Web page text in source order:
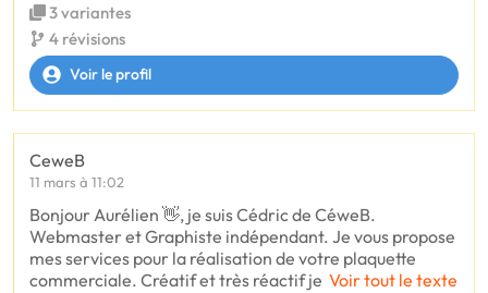
3 variantes
4 révisions
Voir le profil
CeweB
11 mars à 11:02
Bonjour Aurélien 👋, je suis Cédric de CéweB.
Webmaster et Graphiste indépendant. Je vous propose
mes services pour la réalisation de votre plaquette
commerciale. Créatif et très réactif je Voir tout le texte